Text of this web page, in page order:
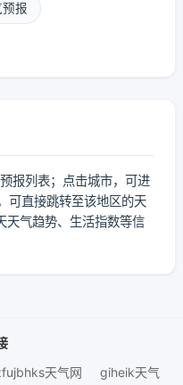
报
报列表；点击城市，可进
可直接跳转至该地区的天
天气趋势、生活指数等信
天气网 giheik天气